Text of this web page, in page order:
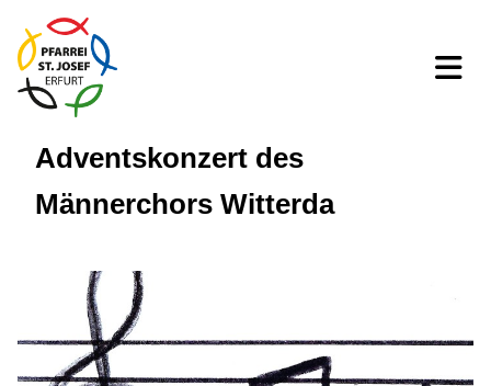
Adventskonzert des
Männerchors Witterda